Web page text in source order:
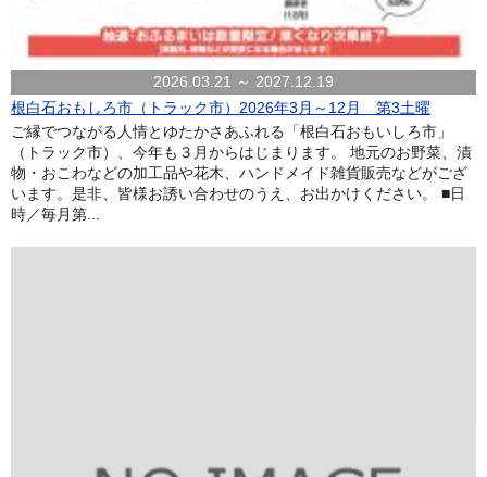
2026.03.21 ～ 2027.12.19
根白石おもしろ市（トラック市）2026年3月～12月 第3土曜
ご縁でつながる人情とゆたかさあふれる「根白石おもいしろ市」
（トラック市）、今年も３月からはじまります。 地元のお野菜、漬
物・おこわなどの加工品や花木、ハンドメイド雑貨販売などがござ
います。是非、皆様お誘い合わせのうえ、お出かけください。 ■日
時／毎月第...